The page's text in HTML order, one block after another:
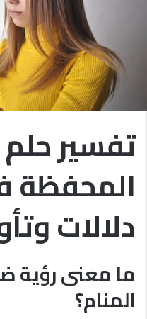
تفسير
المحفظة
دلالات
ما معنى رؤية
المنام؟